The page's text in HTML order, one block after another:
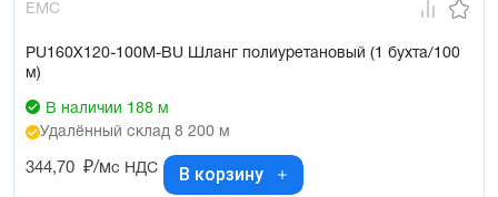
EMC
PU160X120-100M-BU Шланг полиуретановый (1 бухта/100
м)
В наличии 188 м
Удалённый склад 8 200 м
344,70 ₽/мс НДС В корзину